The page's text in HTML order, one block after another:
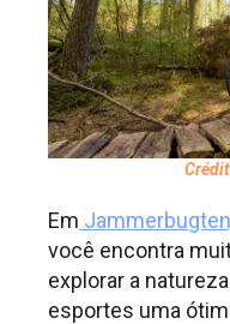
Em
você encontra
explorar a
esportes uma